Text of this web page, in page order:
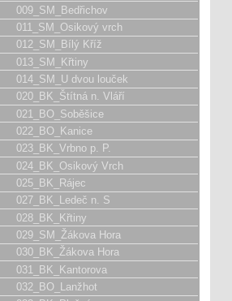
009_SM_Bedřichov
011_SM_Osikový vrch
012_SM_Bílý Kříž
013_SM_Křtiny
014_SM_U dvou louček
020_BK_Štítná n. Vláří
021_BO_Soběšice
022_BO_Kanice
023_BK_Vrbno p. P.
024_BK_Osikový Vrch
025_BK_Rájec
027_BK_Ledeč n. S
028_BK_Křtiny
029_SM_Žákova Hora
030_BK_Žákova Hora
031_BK_Kantorova
032_BO_Lanžhot